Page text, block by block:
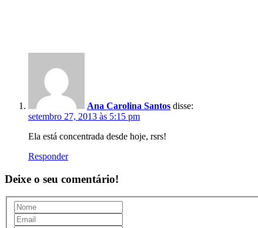
Ana Carolina Santos disse:
setembro 27, 2013 às 5:15 pm
Ela está concentrada desde hoje, rsrs!
Responder
Deixe o seu comentário!